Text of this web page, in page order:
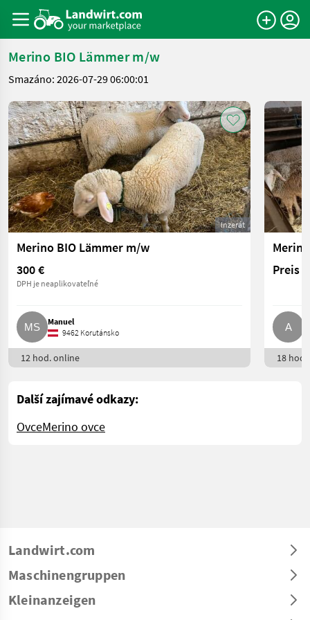
Merino BIO Lämmer m/w
Smazáno: 2026-07-29 06:00:01
Inzerát
Merino BIO Lämmer m/w
300 €
DPH je neaplikovateľné
Manuel
9462 Korutánsko
12 hod. online
Preis
18
Další zajímavé odkazy:
OvceMerino ovce
Landwirt.com
Maschinengruppen
Kleinanzeigen